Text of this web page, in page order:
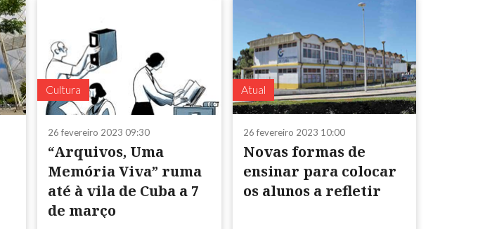
Cultura
26 fevereiro 2023 09:30
“Arquivos, Uma
Memória Viva” ruma
até à vila de Cuba a 7
de março
Atual
26 fevereiro 2023 10:00
Novas formas de
ensinar para colocar
os alunos a refletir